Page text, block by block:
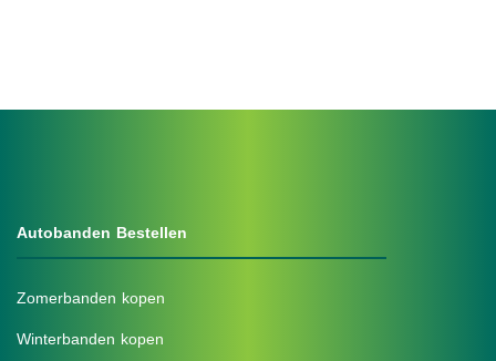
Autobanden Bestellen
Zomerbanden kopen
Winterbanden kopen